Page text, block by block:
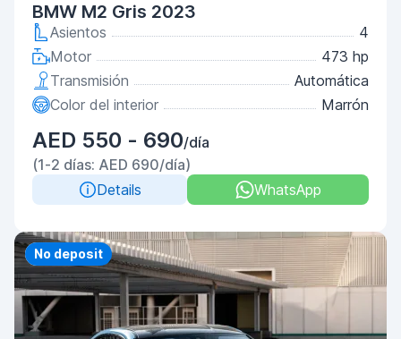
BMW M2 Gris 2023
Asientos
4
Motor
473 hp
Transmisión
Automática
Color del interior
Marrón
AED 550 - 690/día
(1-2 días: AED 690/día)
Details
WhatsApp
Priority
No deposit